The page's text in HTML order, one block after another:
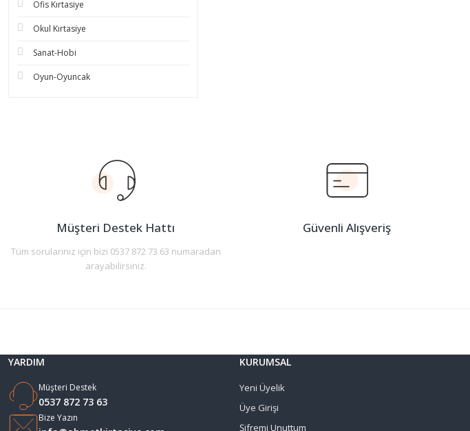
Ofis Kırtasiye
Okul Kırtasiye
Sanat-Hobi
Oyun-Oyuncak
Müşteri Destek Hattı
Tüm sorularınız için bizi 0537 872 73 63 numaradan
arayabilirsiniz.
Güvenli Alışveriş
YARDIM
Müşteri Destek
0537 872 73 63
Bize Yazın
KURUMSAL
Yeni Üyelik
Üye Girişi
Şifremi Unuttum